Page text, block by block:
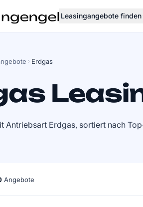
Leasingangebote finden
Erdgas
Antriebsart Erdgas, sortiert nach
Angebote